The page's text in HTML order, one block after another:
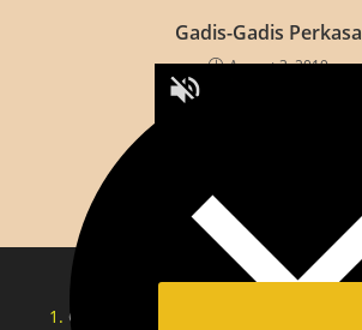
Gadis-Gadis Perkasa
August 3, 2019
Cerita Sex Tante Indonesia